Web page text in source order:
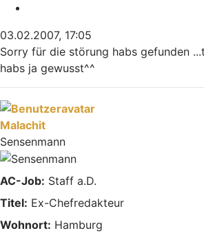
03.02.2007, 17:05
Sorry für die störung habs gefunden
habs ja gewusst^^
Malachit
Sensenmann
AC-Job: Staff a.D.
Titel: Ex-Chefredakteur
Wohnort: Hamburg